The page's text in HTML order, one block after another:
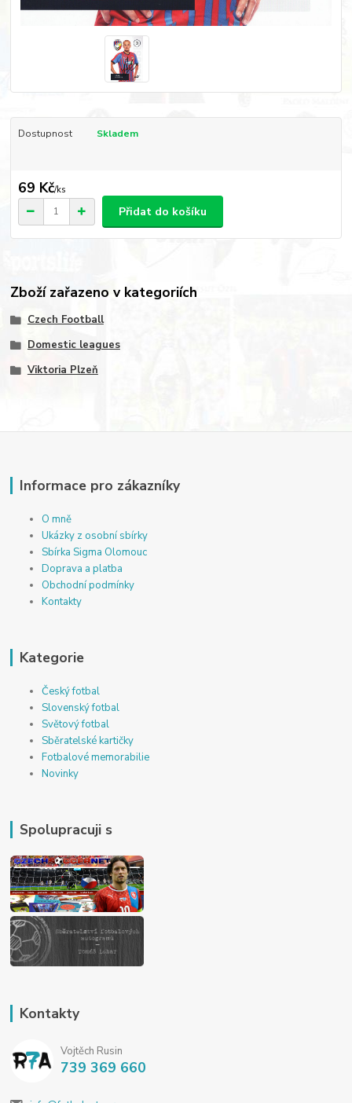
Dostupnost Skladem
69 Kč/ks
Přidat do košíku
Zboží zařazeno v kategoriích
Czech Football
Domestic leagues
Viktoria Plzeň
Informace pro zákazníky
O mně
Ukázky z osobní sbírky
Sbírka Sigma Olomouc
Doprava a platba
Obchodní podmínky
Kontakty
Kategorie
Český fotbal
Slovenský fotbal
Světový fotbal
Sběratelské kartičky
Fotbalové memorabilie
Novinky
Spolupracuji s
Kontakty
Vojtěch Rusin
739 369 660